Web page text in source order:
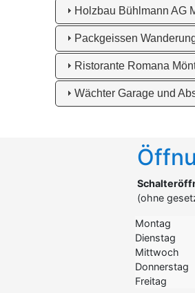
Holzbau Bühlmann AG
Packgeissen
Ristorante Romana
Wächter Garage und
(ohne
Montag
Dienstag
Mittwoch
Donnerstag
Freitag